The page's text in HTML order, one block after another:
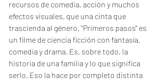
recursos de comedia, acción y muchos
efectos visuales, que una cinta que
trascienda al género. "Primeros pasos" es
un filme de ciencia ficción con fantasía,
comedia y drama. Es, sobre todo, la
historia de una familia y lo que significa
serlo. Eso la hace por completo distinta